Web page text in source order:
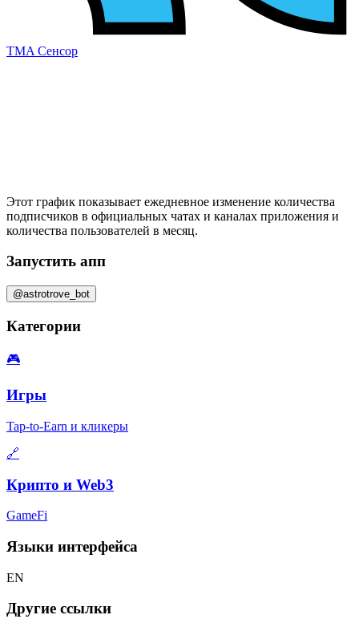
TMA Сенсор
Этот график показывает ежедневное изменение количества
подписчиков в официальных чатах и каналах приложения и
количества пользователей в месяц.
Запустить апп
@astrotrove_bot
Категории
🎮
Игры
Tap-to-Earn и кликеры
🔗
Крипто и Web3
GameFi
Языки интерфейса
EN
Другие ссылки